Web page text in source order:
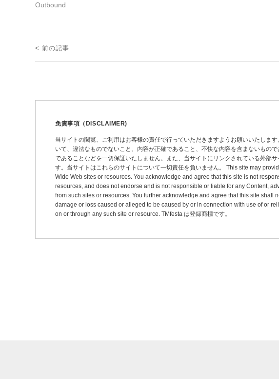
Outbound
投
稿
< 前の記事
免責事項（DISCLAIMER)
当サイトの閲覧、ご利用はお客様の責任で行っていただきますようお願いいたしま
いて、違法なものでないこと、内容が正確であること、不快な内容を含まないもの
であることなどを一切保証いたしません。また、当サイトにリンクされている外部
す。当サイトはこれらのサイトについて一切責任を負いません。 This site may
Wide Web sites or resources. You acknowledge and agree that this site is not
resources, and does not endorse and is not responsible or liable for any Content,
from such sites or resources. You further acknowledge and agree that this site shall
damage or loss caused or alleged to be caused by or in connection with use of or
on or through any such site or resource. TMfesta は登録商標です。